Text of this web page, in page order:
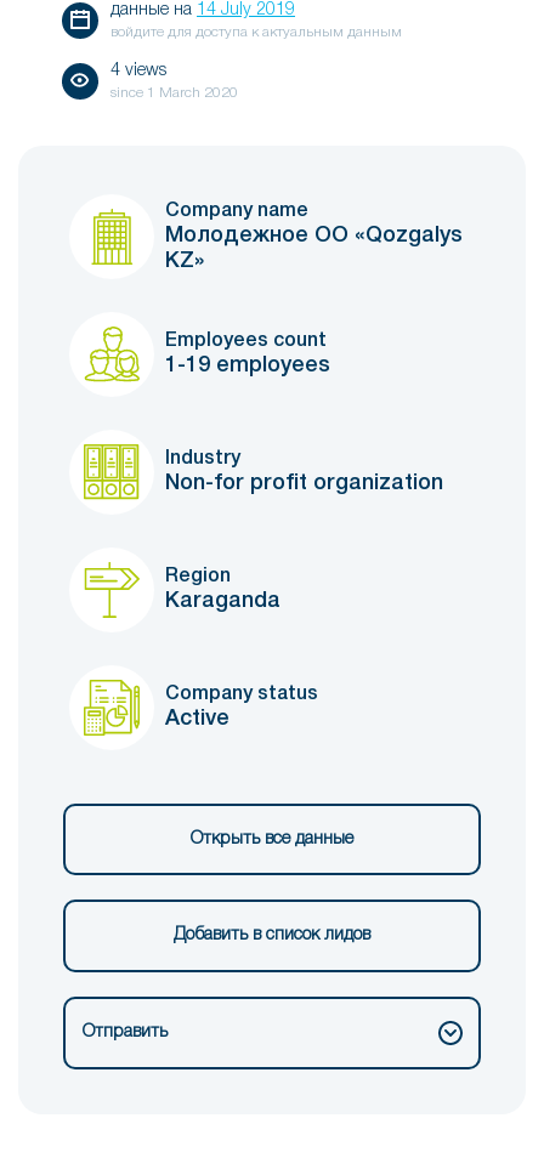
данные на 14 July 2019
войдите для доступа к актуальным данным
4 views
since 1 March 2020
Company name
Молодежное ОО «Qozgalys
KZ»
Employees count
1-19 employees
Industry
Non-for profit organization
Region
Karaganda
Company status
Active
Открыть все данные
Добавить в список лидов
Отправить